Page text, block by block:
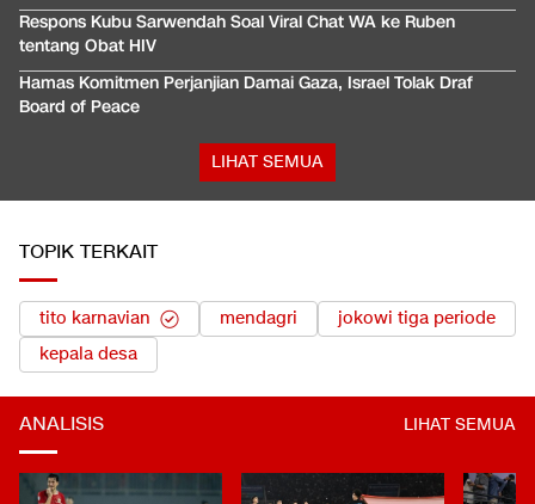
Respons Kubu Sarwendah Soal Viral Chat WA ke Ruben
tentang Obat HIV
Hamas Komitmen Perjanjian Damai Gaza, Israel Tolak Draf
Board of Peace
LIHAT SEMUA
TOPIK TERKAIT
tito karnavian mendagri
jokowi tiga periode
kepala desa
ANALISIS LIHAT SEMUA